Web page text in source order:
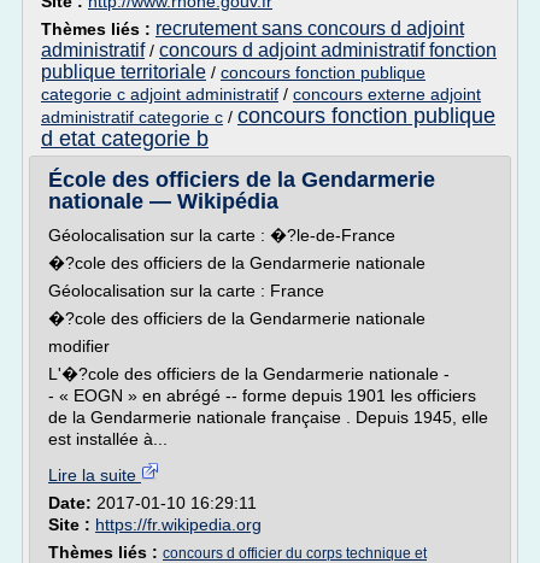
Thèmes liés : recrutement sans concours d adjoint
administratif/ concours d adjoint administratif fonction
publique territoriale / concours fonction publique
categorie c adjoint administratif / concours externe adjoint
administratif categorie c / concours fonction publique
d etat categorie b
École des officiers de la Gendarmerie
nationale — Wikipédia
Géolocalisation sur la carte : �?le-de-France
�?cole des officiers de la Gendarmerie nationale
Géolocalisation sur la carte : France
�?cole des officiers de la Gendarmerie nationale
modifier
L'�?cole des officiers de la Gendarmerie nationale -
- « EOGN » en abrégé -- forme depuis 1901 les officiers
de la Gendarmerie nationale française . Depuis 1945, elle
est installée à...
Lire la suite
Date: 2017-01-10 16:29:11
Site : https://fr.wikipedia.org
Thèmes liés : concours d officier du corps technique et